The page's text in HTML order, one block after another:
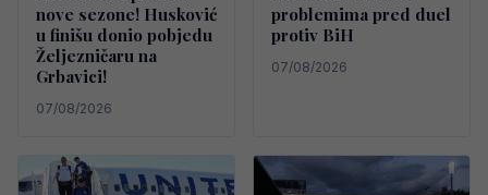
nove sezone! Husković
u finišu donio pobjedu
Željezničaru na
Grbavici!
07/08/2026
problemima pred duel
protiv BiH
07/08/2026